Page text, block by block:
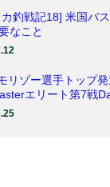
釣戦記18] 米国バ
なこと
リゾー選手トップ
エリート第7戦